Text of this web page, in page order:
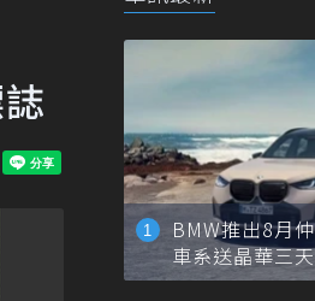
BMW推出8月
車系送晶華三
元起